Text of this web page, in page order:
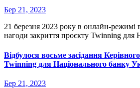
Бер 21, 2023
21 березня 2023 року в онлайн-режимі відбулося засідання з
нагоди закриття проєкту Twinning для
Відбулося восьме засідання
Twinning для Національного банку
Бер 21, 2023